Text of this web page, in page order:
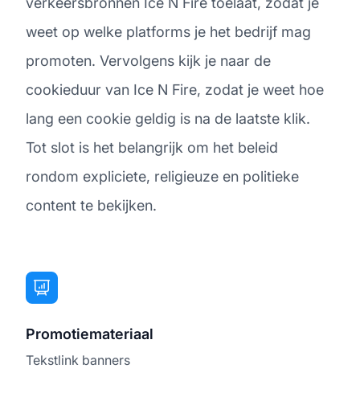
weet op welke platforms je het bedrijf mag
promoten. Vervolgens kijk je naar de
cookieduur van Ice N Fire, zodat je weet hoe
lang een cookie geldig is na de laatste klik.
Tot slot is het belangrijk om het beleid
rondom expliciete, religieuze en politieke
content te bekijken.
Promotiemateriaal
Tekstlink banners